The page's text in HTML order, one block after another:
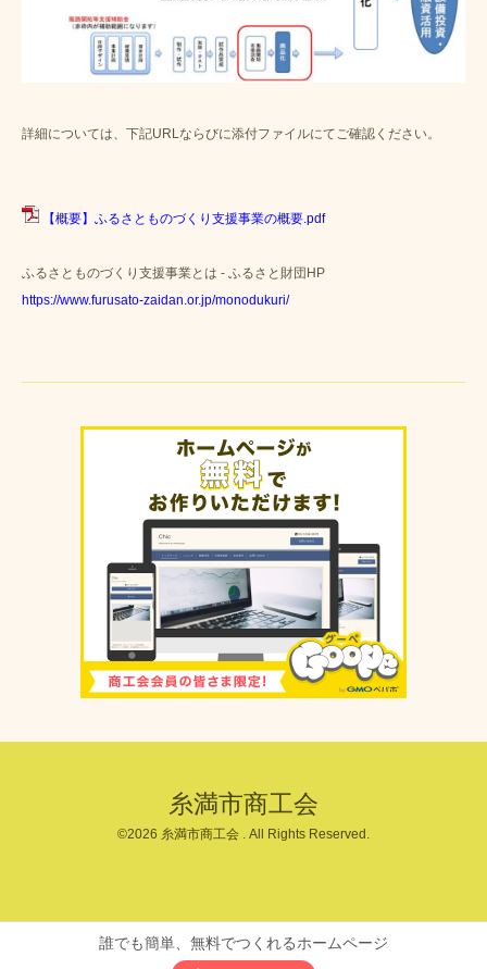
詳細については、下記URLならびに添付ファイルにてご確認ください。
【概要】ふるさとものづくり支援事業の概要.pdf
ふるさとものづくり支援事業とは - ふるさと財団HP
https://www.furusato-zaidan.or.jp/monodukuri/
糸満市商工会
©2026 糸満市商工会 . All Rights Reserved.
誰でも簡単、無料でつくれるホームページ